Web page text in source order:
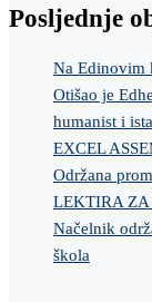
Posljednje
Na Edinovim
Otišao je
humanist i
EXCEL
Održana
LEKTIRA
Načelnik
škola